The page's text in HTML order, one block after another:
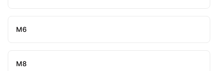
М6
М8